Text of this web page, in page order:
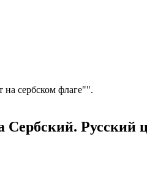
сербском флаге"".
Русский